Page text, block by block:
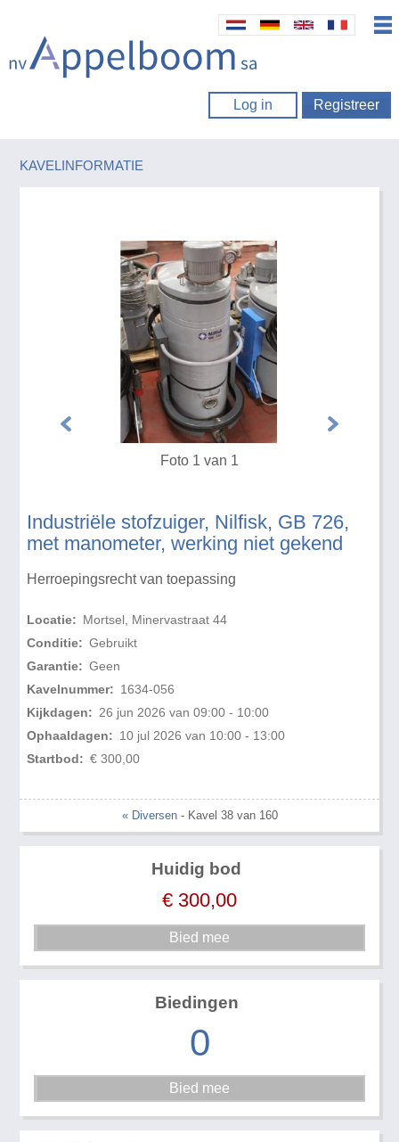
Log in Registreer
KAVELINFORMATIE
Industriële stofzuiger, Nilfisk, GB 726,
met manometer, werking niet gekend
Herroepingsrecht van toepassing
Locatie: Mortsel, Minervastraat 44
Conditie: Gebruikt
Garantie: Geen
Kavelnummer: 1634-056
Kijkdagen: 26 jun 2026 van 09:00 - 10:00
Ophaaldagen: 10 jul 2026 van 10:00 - 13:00
Startbod: € 300,00
Foto 1 van 1
« Diversen- Kavel 38 van 160
Huidig bod
€ 300,00
Biedingen
0